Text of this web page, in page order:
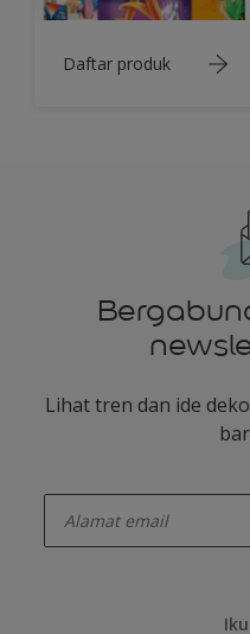
Daftar produk
Lihat tren dan ide